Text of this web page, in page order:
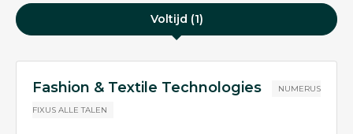
Voltijd (1)
Fashion & Textile Technologies NUMERUS
FIXUS ALLE TALEN